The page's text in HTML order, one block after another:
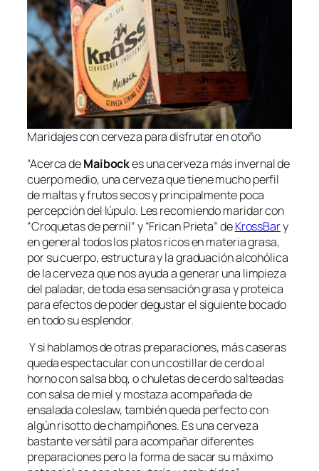
Maridajes con cerveza para disfrutar en otoño
“Acerca deMaibockes una cerveza más invernal de
cuerpo medio, una cerveza que tiene mucho perfil
de maltas y frutos secos y principalmente poca
percepción del lúpulo. Les recomiendo maridar con
“Croquetas de pernil” y “Frican Prieta” deKrossBary
en general todos los platos ricos en materia grasa,
por su cuerpo, estructura y la graduación alcohólica
de la cerveza que nos ayuda a generar una limpieza
del paladar, de toda esa sensación grasa y proteica
para efectos de poder degustar el siguiente bocado
en todo su esplendor.
Y si hablamos de otras preparaciones, más caseras
queda espectacular con un costillar de cerdo al
horno con salsa bbq, o chuletas de cerdo salteadas
con salsa de miel y mostaza acompañada de
ensalada coleslaw, también queda perfecto con
algún risotto de champiñones. Es una cerveza
bastante versátil para acompañar diferentes
preparaciones pero la forma de sacar su máximo